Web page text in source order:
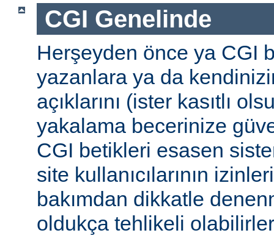
CGI Genelinde
Herşeyden önce ya CGI
yazanlara ya da
açıklarını (ister kasıtlı
yakalama becerinize
CGI betikleri esasen
site kullanıcılarının
bakımdan dikkatle
oldukça tehlikeli